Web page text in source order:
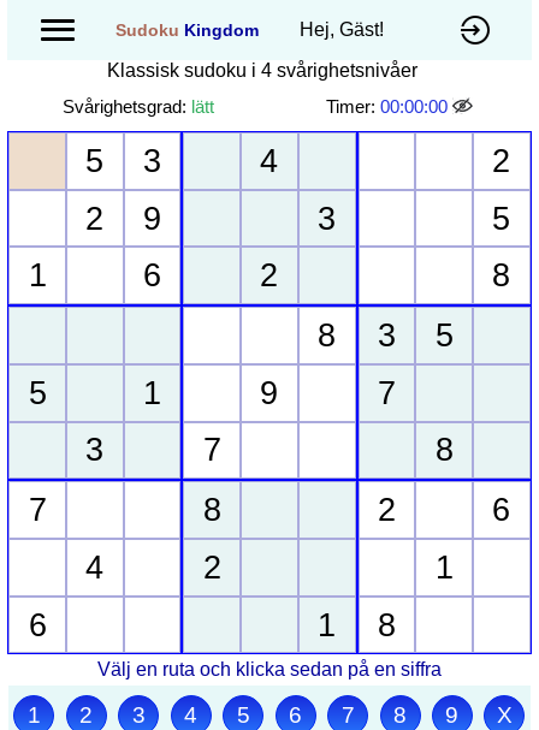
Sudoku Kingdom
Hej, Gäst!
Klassisk sudoku i 4 svårighetsnivåer
Svårighetsgrad: lätt Timer: 00:00:00
5
3
2
9
1
6
4
3
2
2
5
8
5
1
3
8
9
7
3
5
7
8
7
4
6
8
2
1
2
6
1
8
Välj en ruta och klicka sedan på en siffra
1 2 3 4 5 6 7 8 9 X